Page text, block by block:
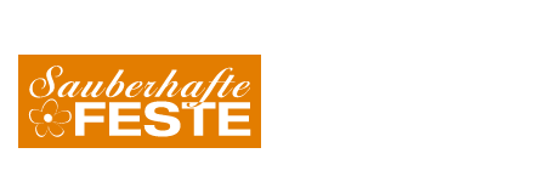
PRESSE
Restmüllanalyse NÖ 2025: